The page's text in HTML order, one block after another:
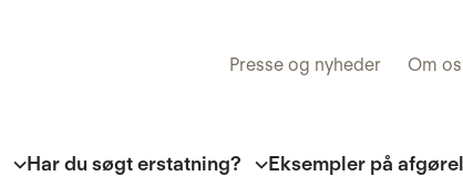
Presse og nyheder Om os
Har du søgt erstatning? Eksempler på